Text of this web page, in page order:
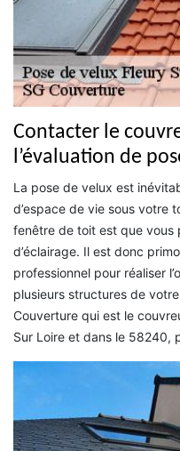
Contacter le
l’évaluation de
La pose de velux est
d’espace de vie sous votre
fenêtre de toit est que vous
d’éclairage. Il est donc
professionnel pour réaliser
plusieurs structures de
Couverture qui est le
Sur Loire et dans le 58240,